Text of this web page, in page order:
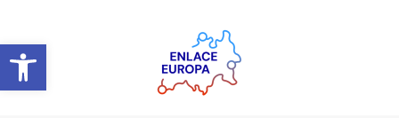
Abrir barra de herramientas